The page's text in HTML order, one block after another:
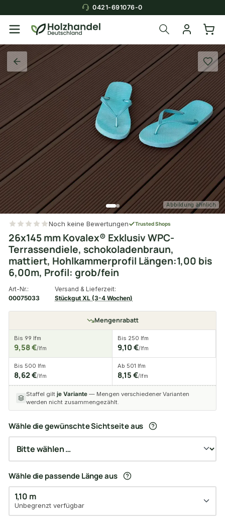
0421-691076-0
Abbildung ähnlich
Noch keine Bewertungen Trusted Shops
26x145 mm Kovalex® Exklusiv WPC-
Terrassendiele, schokoladenbraun,
mattiert, Hohlkammerprofil Längen:1,00 bis
6,00m, Profil: grob/fein
Art-Nr.:
00075033
Versand & Lieferzeit:
Stückgut XL (3-4 Wochen)
Mengenrabatt
Bis 99 lfm
9,58 €/lfm
Bis 250 lfm
9,10 €/lfm
Bis 500 lfm
8,62 €/lfm
Ab 501 lfm
8,15 €/lfm
Staffel gilt je Variante — Mengen verschiedener Varianten
werden nicht zusammengezählt.
Wähle die gewünschte Sichtseite aus
Wähle die passende Länge aus
1,10 m
Unbegrenzt verfügbar